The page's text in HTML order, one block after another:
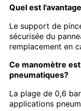
Quel est
Le support de
sécurisée du
remplacement en
Ce manomètre
pneumatiques?
La plage de 0,6
applications